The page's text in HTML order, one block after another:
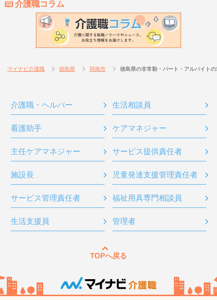
介護職コラム
マイナビ介護職 徳島県 阿南市 徳島県の非常勤・パート・アルバイト
介護職・ヘルパー 生活相談員
看護助手 ケアマネジャー
主任ケアマネジャー サービス提供責任者
施設長 児童発達支援管理責任者
サービス管理責任者 福祉用具専門相談員
生活支援員 管理者
TOPへ戻る